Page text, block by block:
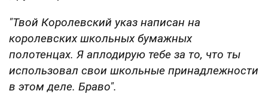
"Твой Королевский указ написан на
королевских школьных бумажных
полотенцах. Я аплодирую тебе за то, что ты
использовал свои школьные принадлежности
в этом деле. Браво".